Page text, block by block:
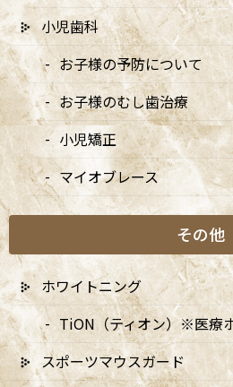
5月の矯正診療日のお
2026/04/10
月別アーカ
2026年
2024年
小児歯科
お子様の予防について
お子様のむし歯治療
小児矯正
マイオブレース
その他
ホワイトニング
TiON（ティオン）※医療
スポーツマウスガード